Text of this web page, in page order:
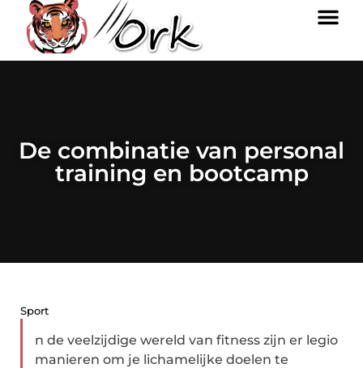
De combinatie van personal
training en bootcamp
Sport
n de veelzijdige wereld van fitness zijn er legio
manieren om je lichamelijke doelen te